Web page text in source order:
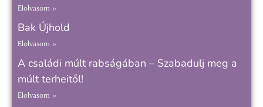
Elolvasom »
Bak Újhold
Elolvasom »
A családi múlt rabságában – Szabadulj meg a
múlt terheitől!
Elolvasom »